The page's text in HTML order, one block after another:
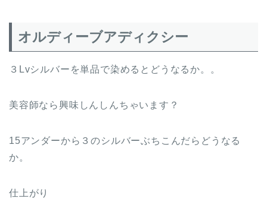
オルディーブアディクシー
３Lvシルバーを単品で染めるとどうなるか。。
美容師なら興味しんしんちゃいます？
15アンダーから３のシルバーぶちこんだらどうなる
か。
仕上がり